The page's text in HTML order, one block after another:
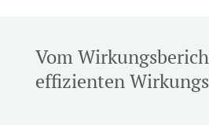
Vom
effizienten